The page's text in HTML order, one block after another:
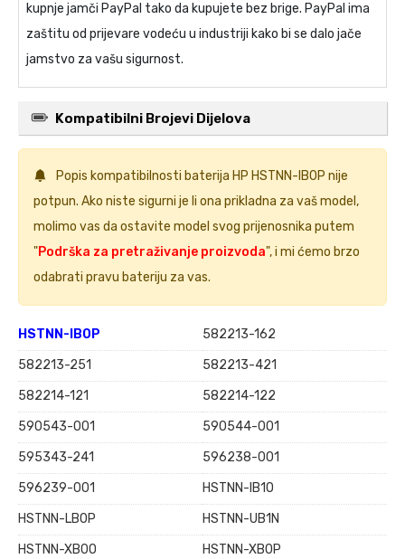
kupnje jamči PayPal tako da kupujete bez brige. PayPal ima
zaštitu od prijevare vodeću u industriji kako bi se dalo jače
jamstvo za vašu sigurnost.
Kompatibilni Brojevi Dijelova
Popis kompatibilnosti baterija HP HSTNN-IB0P nije
potpun. Ako niste sigurni je li ona prikladna za vaš model,
molimo vas da ostavite model svog prijenosnika putem
"Podrška za pretraživanje proizvoda", i mi ćemo brzo
odabrati pravu bateriju za vas.
HSTNN-IB0P
582213-162
582213-251
582213-421
582214-121
582214-122
590543-001
590544-001
595343-241
596238-001
596239-001
HSTNN-IB1O
HSTNN-LB0P
HSTNN-UB1N
HSTNN-XB0O
HSTNN-XB0P